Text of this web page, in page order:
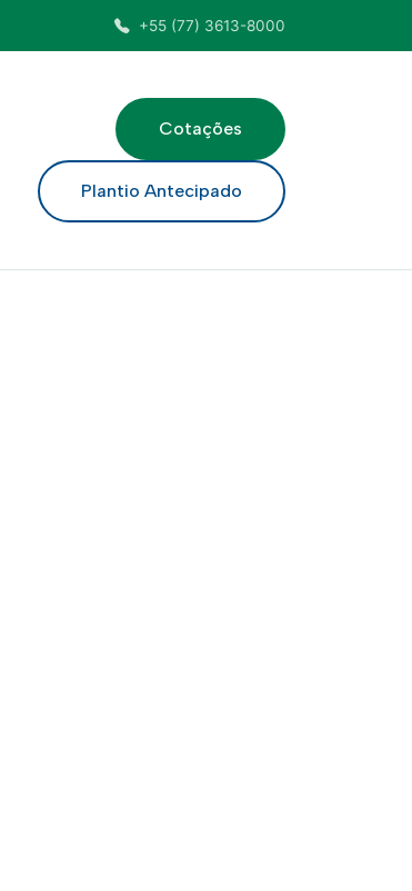
+55 (77) 3613-8000
Cotações
Plantio Antecipado